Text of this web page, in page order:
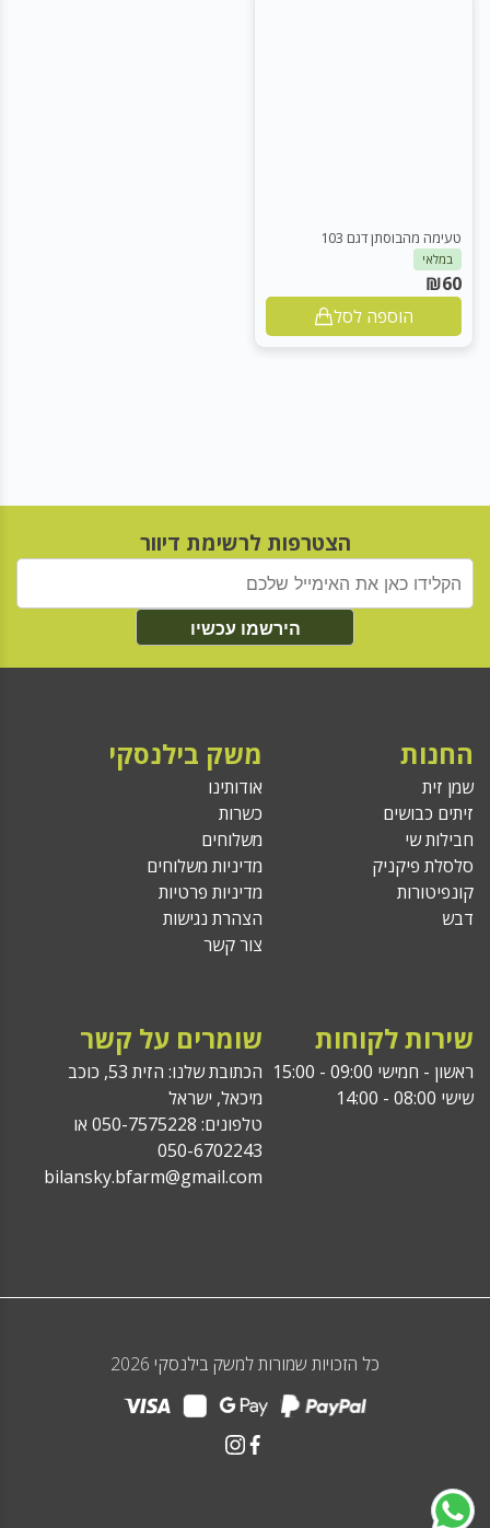
טעימה מהבוסתן דגם 103
במלאי
₪60
הוספה לסל
הצטרפות לרשימת דיוור
הירשמו עכשיו
החנות
שמן זית
זיתים כבושים
חבילות שי
סלסלת פיקניק
קונפיטורות
דבש
משק בילנסקי
אודותינו
כשרות
משלוחים
מדיניות משלוחים
מדיניות פרטיות
הצהרת נגישות
צור קשר
שירות לקוחות
ראשון - חמישי 09:00 - 15:00
שישי 08:00 - 14:00
שומרים על קשר
הכתובת שלנו: הזית 53, כוכב
מיכאל, ישראל
טלפונים: 050-7575228 או
050-6702243
bilansky.bfarm@gmail.com
כל הזכויות שמורות למשק בילנסקי 2026